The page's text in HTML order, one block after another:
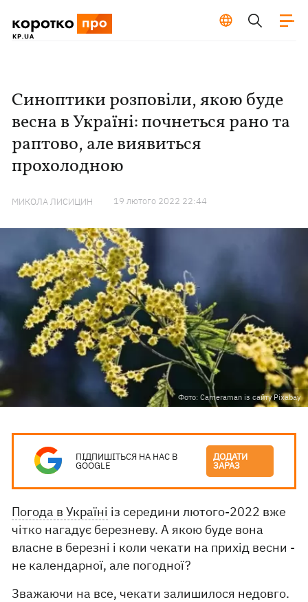
Синоптики розповіли, якою буде
весна в Україні: почнеться рано та
раптово, але виявиться
прохолодною
МИКОЛА ЛИСИЦИН 19 лютого 2022 22:44
Фото: Сameraman із сайту Pixabay
ПІДПИШІТЬСЯ НА НАС В
GOOGLE
ДОДАТИ
ЗАРАЗ
Погода в Україні із середини лютого-2022 вже
чітко нагадує березневу. А якою буде вона
власне в березні і коли чекати на прихід весни -
не календарної, але погодної?
Зважаючи на все, чекати залишилося недовго.